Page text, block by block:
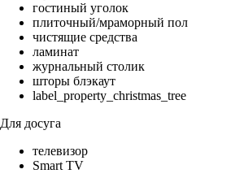
гостиный уголок
плиточный/мраморный пол
чистящие средства
ламинат
журнальный столик
шторы блэкаут
label_property_christmas_tree
Для досуга
телевизор
Smart TV